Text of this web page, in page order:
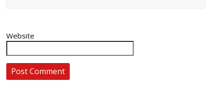
Website